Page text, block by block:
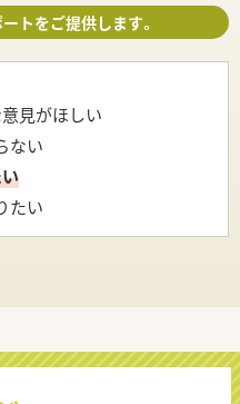
トをご提供します。
見がほしい
ない
たい